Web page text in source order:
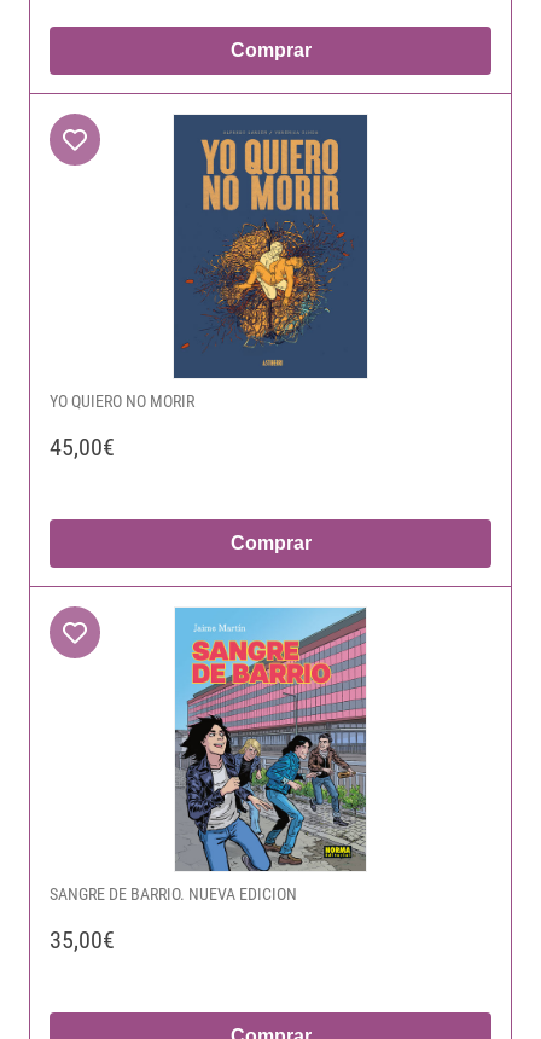
Comprar
YO QUIERO NO MORIR
45,00€
Comprar
SANGRE DE BARRIO. NUEVA EDICION
35,00€